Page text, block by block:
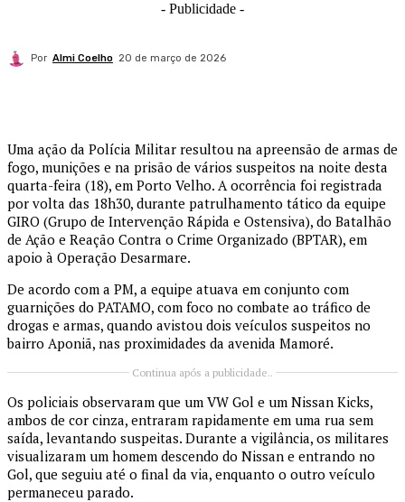
- Publicidade -
Por Almi Coelho 20 de março de 2026
Uma ação da Polícia Militar resultou na apreensão de armas de
fogo, munições e na prisão de vários suspeitos na noite desta
quarta-feira (18), em Porto Velho. A ocorrência foi registrada
por volta das 18h30, durante patrulhamento tático da equipe
GIRO (Grupo de Intervenção Rápida e Ostensiva), do Batalhão
de Ação e Reação Contra o Crime Organizado (BPTAR), em
apoio à Operação Desarmare.
De acordo com a PM, a equipe atuava em conjunto com
guarnições do PATAMO, com foco no combate ao tráfico de
drogas e armas, quando avistou dois veículos suspeitos no
bairro Aponiã, nas proximidades da avenida Mamoré.
Continua após a publicidade..
Os policiais observaram que um VW Gol e um Nissan Kicks,
ambos de cor cinza, entraram rapidamente em uma rua sem
saída, levantando suspeitas. Durante a vigilância, os militares
visualizaram um homem descendo do Nissan e entrando no
Gol, que seguiu até o final da via, enquanto o outro veículo
permaneceu parado.